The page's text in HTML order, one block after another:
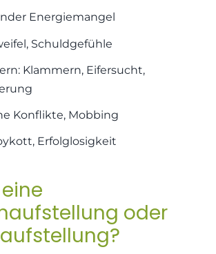
Energiemangel
Schuldgefühle
Klammern, Eifersucht,
Konflikte, Mobbing
Erfolglosigkeit
oder